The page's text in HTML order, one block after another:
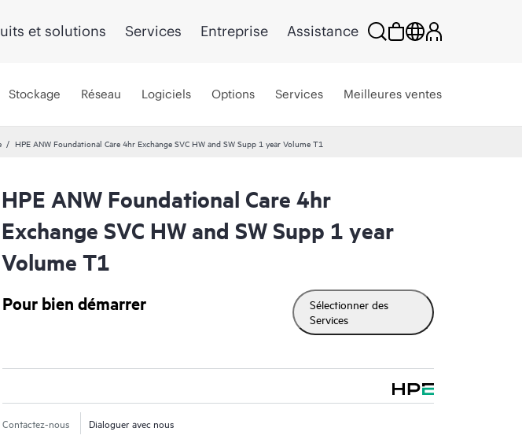
et solutions Services Entreprise Assistance
Stockage Réseau Logiciels Options Services Meilleures ventes
HPE ANW Foundational Care 4hr Exchange SVC HW and SW Supp 1 year Volume T1
HPE ANW Foundational Care 4hr
Exchange SVC HW and SW Supp 1 year
Volume T1
Pour bien démarrer
Sélectionner des
Services
Contactez-nous Dialoguer avec nous